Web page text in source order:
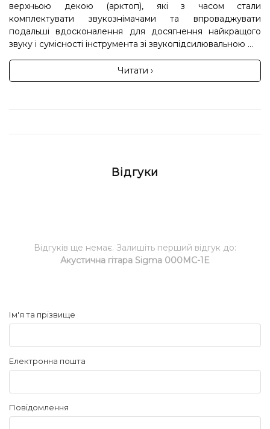
верхньою декою (арктоп), які з часом стали
комплектувати звукознімачами та впроваджувати
подальші вдосконалення для досягнення найкращого
звуку і сумісності інструмента зі звукопідсилювальною ...
Читати ›
Відгуки
Відгуків ще немає. Залишіть перший відгук до:
Акустична гітара Sigma 000MC-1E
Ім'я та прізвище
Електронна пошта
Повідомлення